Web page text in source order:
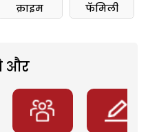
क्राइम फॅमिली
और